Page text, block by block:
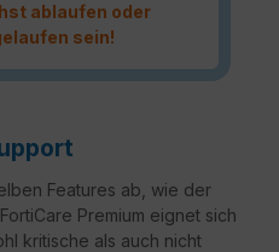
ablaufen oder
sein!
Features ab, wie der
Premium eignet sich
kritische als auch nicht